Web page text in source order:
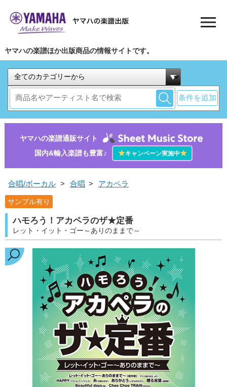
ヤマハの楽譜ほか出版商品の情報サイトです。
条件を追加
ヤマハの楽譜通販サイト
国内&輸入楽譜も豊富♪
★キャンペーン実施中★
合唱/ボーカル > 合唱 > アカペラ
サンプル有り
ハモろう！アカペラのザ★定番
レット・イット・ゴー～ありのままで～